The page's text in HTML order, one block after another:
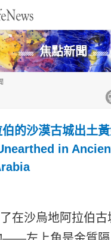
焦點新聞
的沙漠古城出土
in